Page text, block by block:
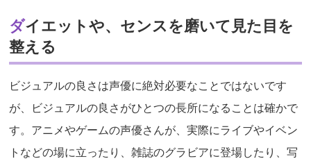
ダイエットや、センスを磨いて見た目を
整える
ビジュアルの良さは声優に絶対必要なことではないです
が、ビジュアルの良さがひとつの長所になることは確かで
す。アニメやゲームの声優さんが、実際にライブやイベン
トなどの場に立ったり、雑誌のグラビアに登場したり、写